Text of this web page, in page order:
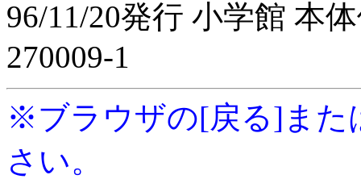
96/11/20発行 小学館 本
270009-1
※ブラウザの[戻る]また
さい。